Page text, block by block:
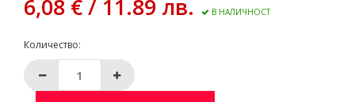
6,08 € / 11.89 лв. В НАЛИЧНОСТ
Количество: